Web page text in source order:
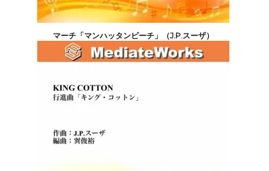
マーチ「マンハッタンビーチ」（J.P.スーザ）
4,400円(税込)